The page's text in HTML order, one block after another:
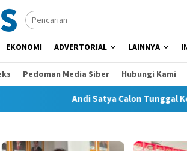
EKONOMI ADVERTORIAL LAINNYA
Pedoman Media Siber Hubungi Kami
Andi Satya Calon Tunggal Ketua